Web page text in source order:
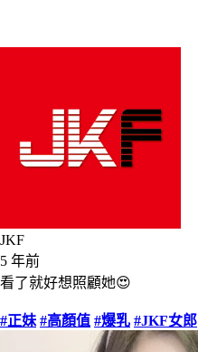
JKF
5 年前
看了就好想照顧她😍
#正妹 #高顏值 #爆乳 #JKF女郎